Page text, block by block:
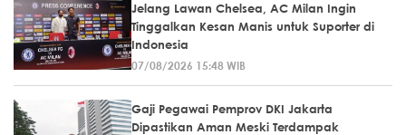
Jelang Lawan Chelsea, AC Milan Ingin
Tinggalkan Kesan Manis untuk Suporter di
Indonesia
07/08/2026 15:48 WIB
Gaji Pegawai Pemprov DKI Jakarta
Dipastikan Aman Meski Terdampak